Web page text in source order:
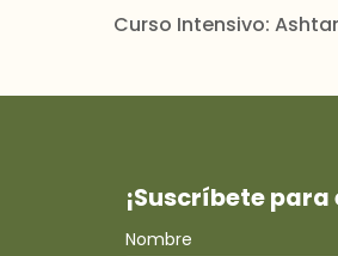
Curso Intensivo:
¡Suscríbete
Nombre